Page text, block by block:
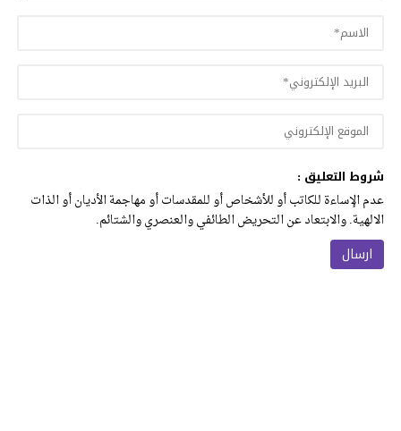
شروط التعليق :
عدم الإساءة للكاتب أو للأشخاص أو للمقدسات أو مهاجمة الأديان أو الذات
الالهية. والابتعاد عن التحريض الطائفي والعنصري والشتائم.